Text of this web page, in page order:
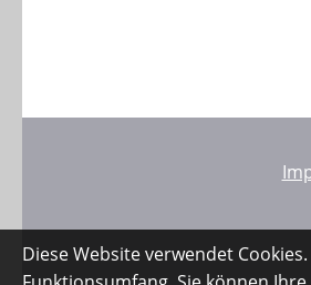
Diese Website verwendet